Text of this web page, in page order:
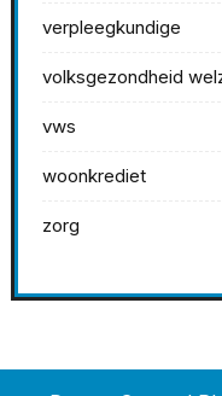
verpleegkundige
volksgezondheid
vws
woonkrediet
zorg